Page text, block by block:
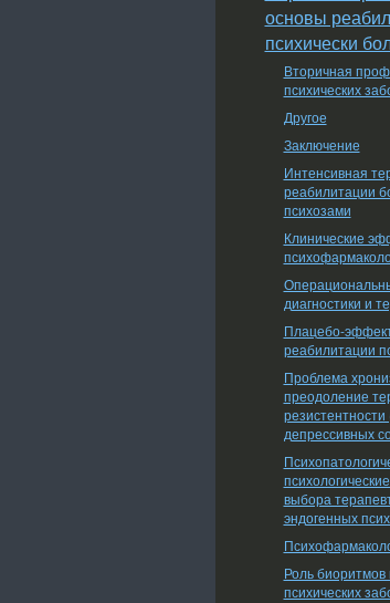
основы
психически
Вторичная
психических
Другое
Заключение
Интенсивная
реабилитации
психозами
Клинические
диагностики и
Плацебо-
реабилитации
Проблема
преодоление
депрессивных
выбора
эндогенных
Роль биоритмов
психических